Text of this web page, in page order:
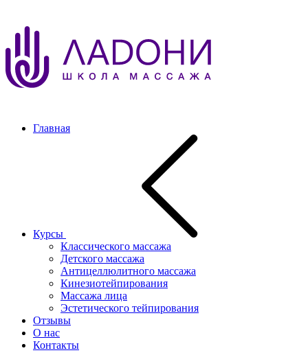
Главная
Курсы
Классического массажа
Детского массажа
Антицеллюлитного массажа
Кинезиотейпирования
Массажа лица
Эстетического тейпирования
Отзывы
О нас
Контакты